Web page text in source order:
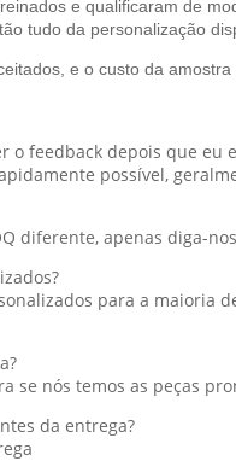
e qualificaram de
tudo da personalização
e o custo da
o feedback depois que eu
possível,
diferente, apenas diga-
para a maioria
se nós temos as peças
da entrega?